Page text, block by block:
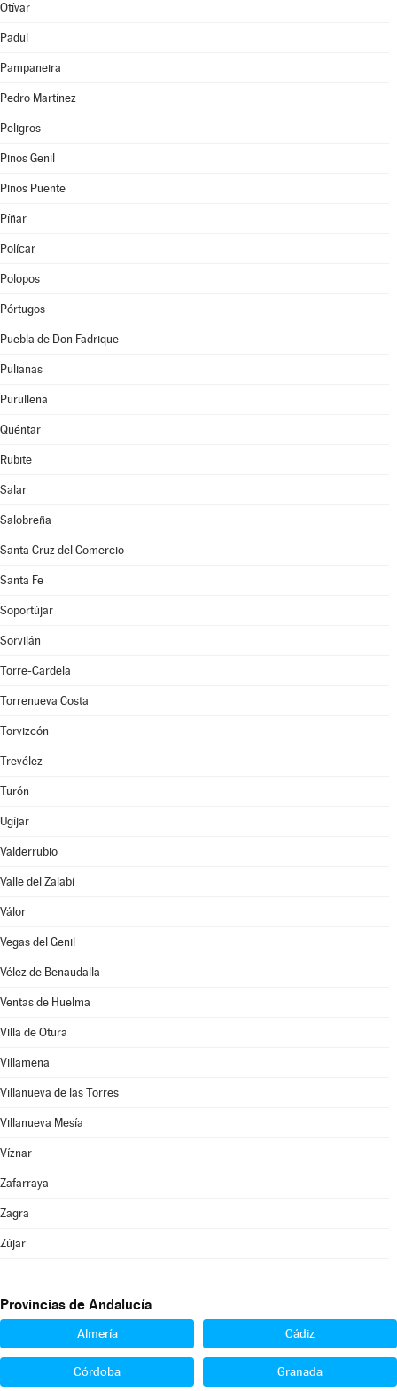
Otívar
Padul
Pampaneira
Pedro Martínez
Peligros
Pinos Genil
Pinos Puente
Píñar
Polícar
Polopos
Pórtugos
Puebla de Don Fadrique
Pulianas
Purullena
Quéntar
Rubite
Salar
Salobreña
Santa Cruz del Comercio
Santa Fe
Soportújar
Sorvilán
Torre-Cardela
Torrenueva Costa
Torvizcón
Trevélez
Turón
Ugíjar
Valderrubio
Valle del Zalabí
Válor
Vegas del Genil
Vélez de Benaudalla
Ventas de Huelma
Villa de Otura
Villamena
Villanueva de las Torres
Villanueva Mesía
Víznar
Zafarraya
Zagra
Zújar
Provincias de Andalucía
Almería Cádiz
Córdoba Granada